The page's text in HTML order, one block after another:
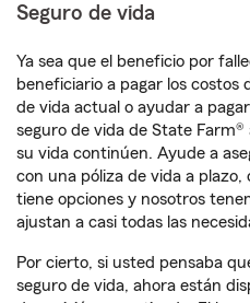
Seguro de vida
Ya sea que el beneficio por
beneficiario a pagar los costos
de vida actual o ayudar a
seguro de vida de State
su vida continúen. Ayude a
con una póliza de vida a
tiene opciones y nosotros
ajustan a casi todas las
Por cierto, si usted pensaba
seguro de vida, ahora están